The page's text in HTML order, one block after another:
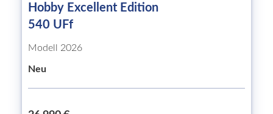
Hobby Excellent Edition
540 UFf
Modell 2026
Neu